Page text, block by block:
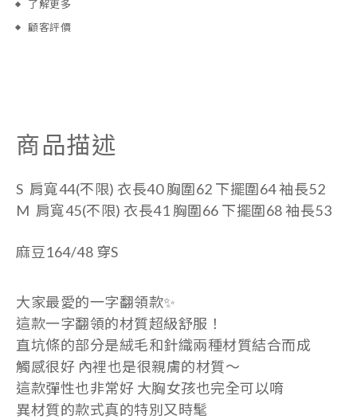
了解更多
顧客評價
商品描述
S 肩寬44(不限) 衣長40 胸圍62 下擺圍64 袖長52
M 肩寬45(不限) 衣長41 胸圍66 下擺圍68 袖長53
麻豆164/48 穿S
大家最愛的一字翻領款✨
這款一字翻領的材質超級舒服！
直坑條的部分是絨毛和針織兩種材質結合而成
觸感很好 內裡也是很親膚的材質～
這款彈性也非常好 大胸女孩也完全可以唷
異材質的款式真的特別又時髦